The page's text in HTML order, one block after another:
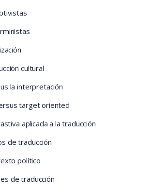
cultural
la interpretación
target oriented
aplicada a la traducción
de traducción
político
de traducción